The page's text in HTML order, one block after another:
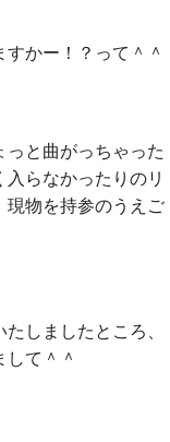
かー！？って＾＾
と曲がっちゃった
らなかったりのリ
現物を持参のうえご
しましたところ、
て＾＾